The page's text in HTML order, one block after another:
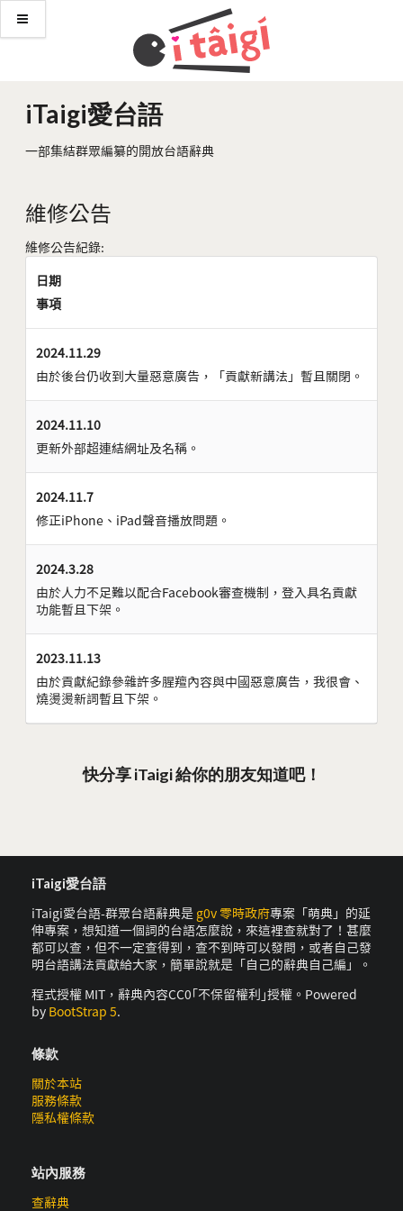
iTaigi愛台語
一部集結群眾編纂的開放台語辭典
維修公告
維修公告紀錄:
日期
事項
2024.11.29
由於後台仍收到大量惡意廣告，「貢獻新講法」暫且關閉。
2024.11.10
更新外部超連結網址及名稱。
2024.11.7
修正iPhone、iPad聲音播放問題。
2024.3.28
由於人力不足難以配合Facebook審查機制，登入具名貢獻
功能暫且下架。
2023.11.13
由於貢獻紀錄參雜許多腥羶內容與中國惡意廣告，我很會、
燒燙燙新詞暫且下架。
快分享 iTaigi 給你的朋友知道吧！
iTaigi愛台語
iTaigi愛台語-群眾台語辭典是 g0v 零時政府專案「萌典」的延
伸專案，想知道一個詞的台語怎麼說，來這裡查就對了！甚麼
都可以查，但不一定查得到，查不到時可以發問，或者自己發
明台語講法貢獻給大家，簡單說就是「自己的辭典自己編」。
程式授權 MIT，辭典內容CC0｢不保留權利｣授權。Powered
by BootStrap 5.
條款
關於本站
服務條款
隱私權條款
站內服務
查辭典